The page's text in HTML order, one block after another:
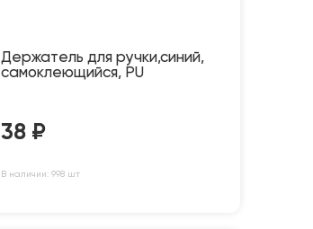
Держатель для ручки,синий,
самоклеющийся, PU
38 ₽
В наличии: 998 шт